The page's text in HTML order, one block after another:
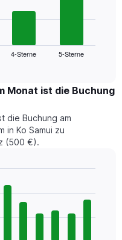
4-Sterne 5-Sterne
Monat ist die Buchung
die Buchung am
in Ko Samui zu
(500 €).